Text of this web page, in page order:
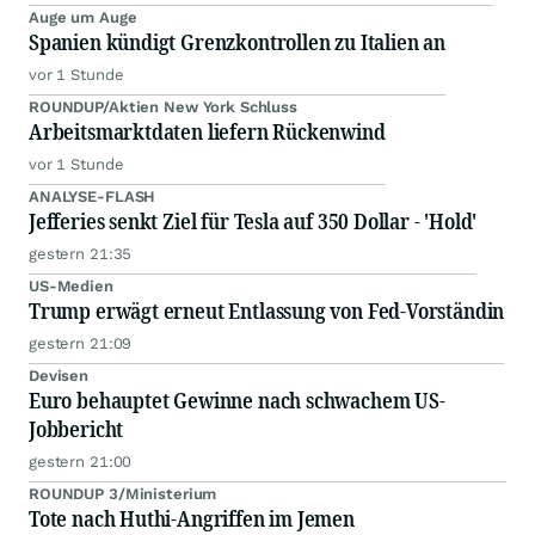
Auge um Auge
Spanien kündigt Grenzkontrollen zu Italien an
vor 1 Stunde
ROUNDUP/Aktien New York Schluss
Arbeitsmarktdaten liefern Rückenwind
vor 1 Stunde
ANALYSE-FLASH
Jefferies senkt Ziel für Tesla auf 350 Dollar - 'Hold'
gestern 21:35
US-Medien
Trump erwägt erneut Entlassung von Fed-Vorständin
gestern 21:09
Devisen
Euro behauptet Gewinne nach schwachem US-
Jobbericht
gestern 21:00
ROUNDUP 3/Ministerium
Tote nach Huthi-Angriffen im Jemen